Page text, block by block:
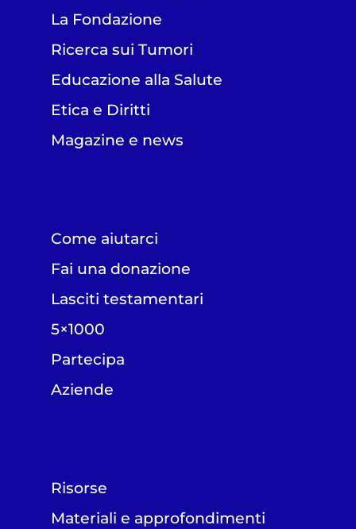
La Fondazione
Ricerca sui Tumori
Educazione alla Salute
Etica e Diritti
Magazine e news
Come aiutarci
Fai una donazione
Lasciti testamentari
5×1000
Partecipa
Aziende
Risorse
Materiali e approfondimenti